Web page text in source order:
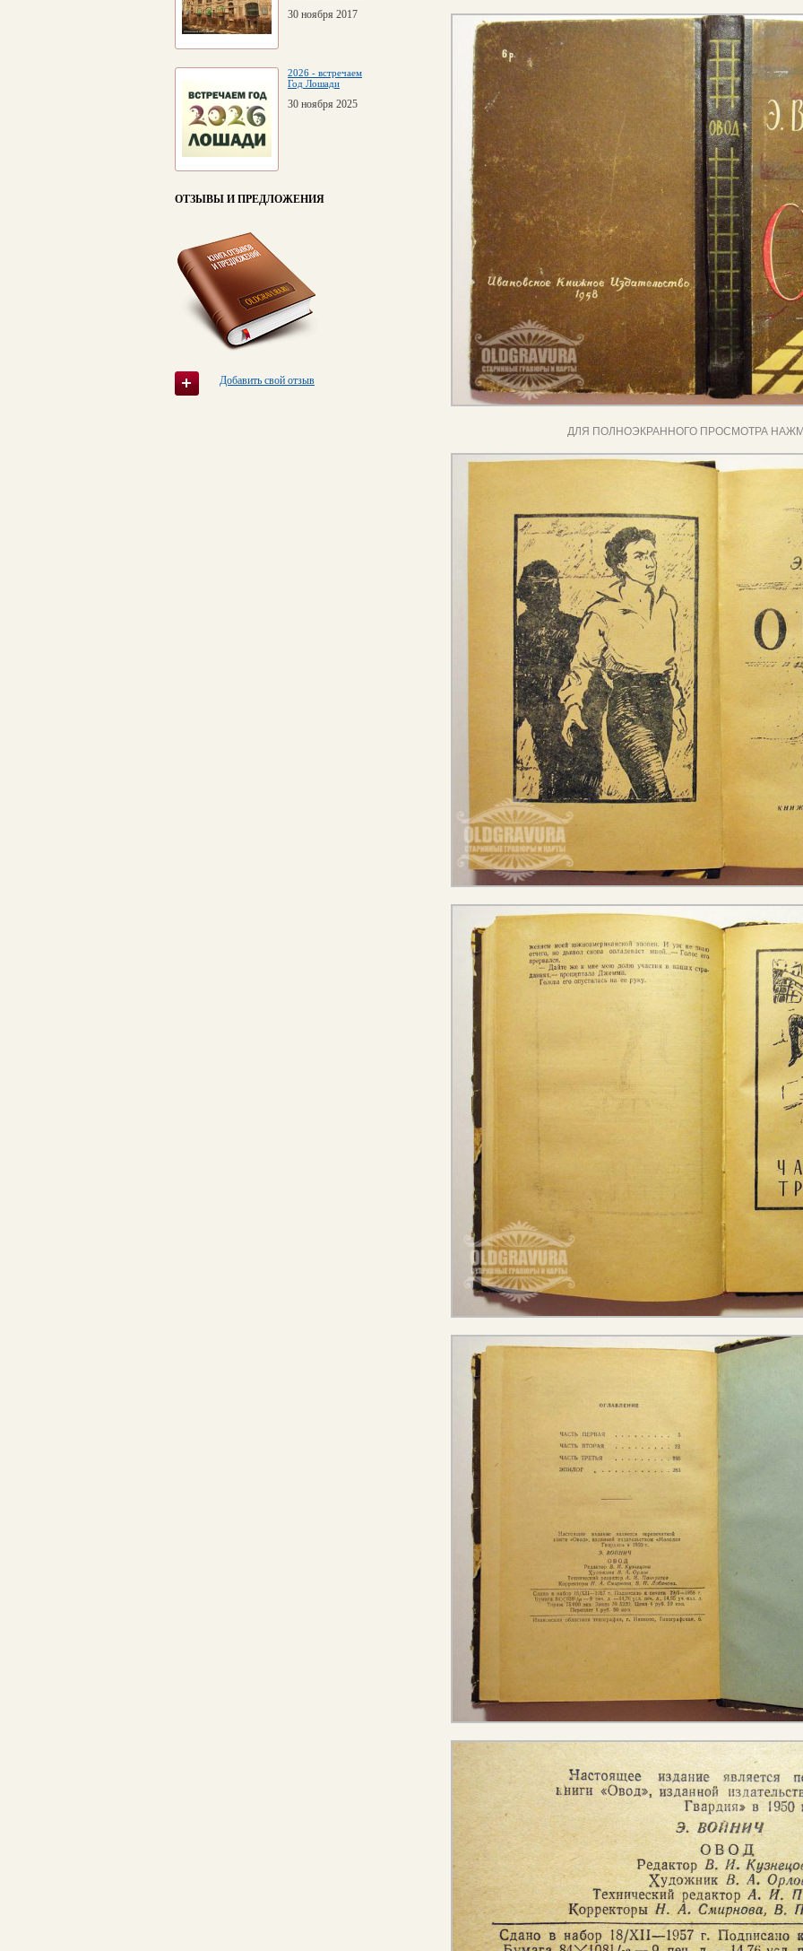
30 ноября 2017
2026 - встречаем
Год Лошади
30 ноября 2025
ОТЗЫВЫ И ПРЕДЛОЖЕНИЯ
Добавить свой отзыв
ДЛЯ ПОЛНОЭКРАННОГО ПРОСМОТРА